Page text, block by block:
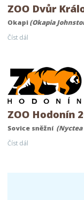
ZOO Dvůr
Okapi (Okapia
Číst dál
ZOO Hodonín
Sovice sněžní (Nyctea
Číst dál